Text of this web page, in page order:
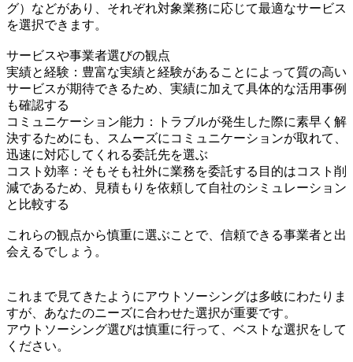
グ）などがあり、それぞれ対象業務に応じて最適なサービス
を選択できます。
サービスや事業者選びの観点
実績と経験：豊富な実績と経験があることによって質の高い
サービスが期待できるため、実績に加えて具体的な活用事例
も確認する
コミュニケーション能力：トラブルが発生した際に素早く解
決するためにも、スムーズにコミュニケーションが取れて、
迅速に対応してくれる委託先を選ぶ
コスト効率：そもそも社外に業務を委託する目的はコスト削
減であるため、見積もりを依頼して自社のシミュレーション
と比較する
これらの観点から慎重に選ぶことで、信頼できる事業者と出
会えるでしょう。
これまで見てきたようにアウトソーシングは多岐にわたりま
すが、あなたのニーズに合わせた選択が重要です。
アウトソーシング選びは慎重に行って、ベストな選択をして
ください。